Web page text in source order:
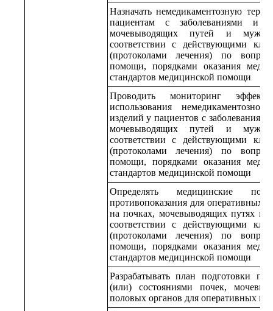
Назначать немедикаментозную
пациентам с заболеваниями и
мочевыводящих путей и
соответствии с действующими
(протоколами лечения) по
помощи, порядками оказания
стандартов медицинской помощи
Проводить мониторинг
использования
изделий у пациентов с
мочевыводящих путей и
соответствии с действующими
(протоколами лечения) по
помощи, порядками оказания
стандартов медицинской помощи
Определять медицинские
противопоказания для оперативных
на почках, мочевыводящих путях и
соответствии с действующими
(протоколами лечения) по
помощи, порядками оказания
стандартов медицинской помощи
Разрабатывать план подготовки
(или) состояниями почек,
половых органов для оперативных